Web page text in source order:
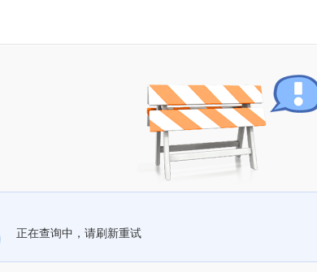
正在查询中，请刷新重试